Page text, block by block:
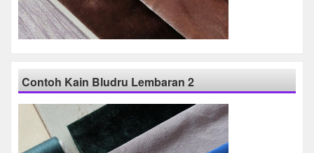
Contoh Kain Bludru Lembaran 2